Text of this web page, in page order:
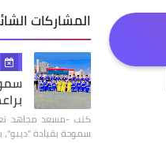
المشاركات
سموحة بقيادة